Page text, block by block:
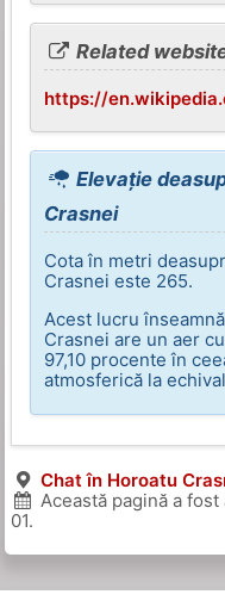
Related
https://
Elevație
Crasnei
Cota în metri
Crasnei este 265.
Acest lucru
Crasnei are un aer
97,10 procente în
atmosferică la
Chat în Horoatu
Această pagină a
01.